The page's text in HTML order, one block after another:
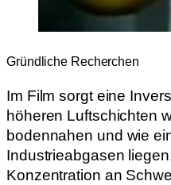
Gründliche Recherchen
Im Film sorgt eine
höheren Luftschichten
bodennahen und wie
Industrieabgasen
Konzentration an